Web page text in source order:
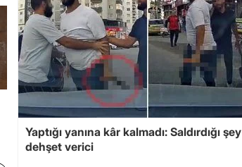
Yaptığı yanına kâr kalmadı: Saldırdığı şey
dehşet verici